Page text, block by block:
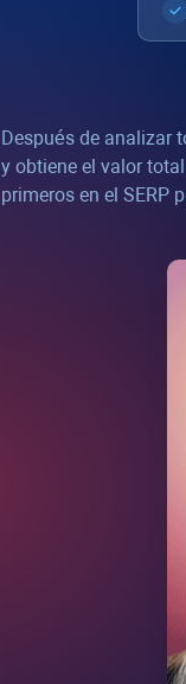
Después de analizar
y obtiene el valor
primeros en el SERP